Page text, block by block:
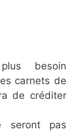
besoin
carnets de
de créditer
seront pas